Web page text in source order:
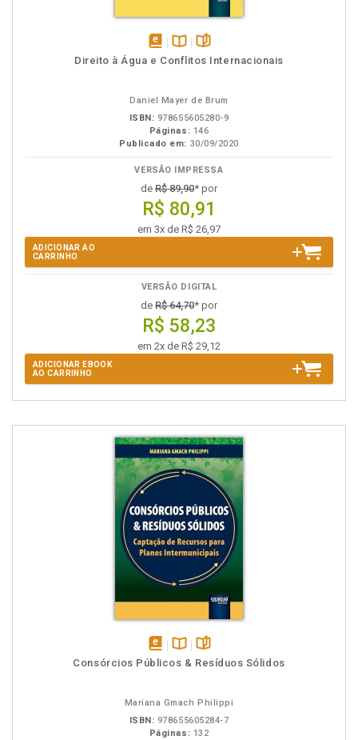
disponívelDisponível
páginas
Direito à Água e Conflitos Internacionais
Daniel Mayer de Brum
ISBN: 978655605280-9
Páginas: 146
Publicado em: 30/09/2020
VERSÃO IMPRESSA
de R$ 89,90* por
R$ 80,91
em 3x de R$ 26,97
ADICIONAR AO
CARRINHO
VERSÃO DIGITAL
de R$ 64,70* por
R$ 58,23
em 2x de R$ 29,12
ADICIONAR EBOOK
AO CARRINHO
disponívelDisponível
páginas
Consórcios Públicos & Resíduos Sólidos
Mariana Gmach Philippi
ISBN: 978655605284-7
Páginas: 132